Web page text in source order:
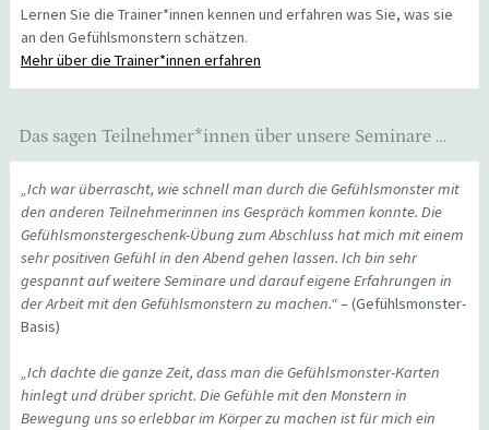
Lernen Sie die Trainer*innen kennen und erfahren was Sie, was sie
an den Gefühlsmonstern schätzen.
Mehr über die Trainer*innen erfahren
Das sagen Teilnehmer*innen über unsere Seminare …
„Ich war überrascht, wie schnell man durch die Gefühlsmonster mit
den anderen Teilnehmerinnen ins Gespräch kommen konnte. Die
Gefühlsmonstergeschenk-Übung zum Abschluss hat mich mit einem
sehr positiven Gefühl in den Abend gehen lassen. Ich bin sehr
gespannt auf weitere Seminare und darauf eigene Erfahrungen in
der Arbeit mit den Gefühlsmonstern zu machen.“– (Gefühlsmonster-
Basis)
„Ich dachte die ganze Zeit, dass man die Gefühlsmonster-Karten
hinlegt und drüber spricht. Die Gefühle mit den Monstern in
Bewegung uns so erlebbar im Körper zu machen ist für mich ein